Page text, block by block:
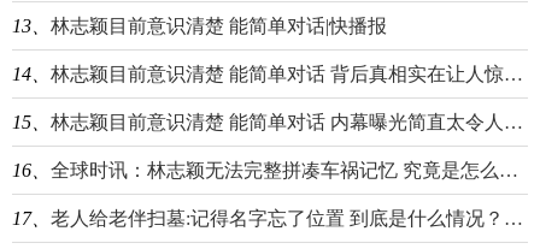
13、 林志颖目前意识清楚 能简单对话|快播报
14、 林志颖目前意识清楚 能简单对话 背后真相实在让人惊愕-报资讯
15、 林志颖目前意识清楚 能简单对话 内幕曝光简直太令人后怕了
16、 全球时讯：林志颖无法完整拼凑车祸记忆 究竟是怎么回事？
17、 老人给老伴扫墓:记得名字忘了位置 到底是什么情况？-当前头条